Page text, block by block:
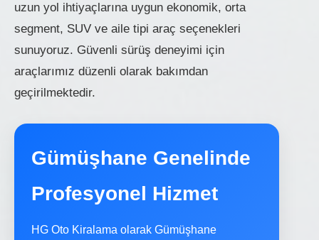
uzun yol ihtiyaçlarına uygun ekonomik, orta
segment, SUV ve aile tipi araç seçenekleri
sunuyoruz. Güvenli sürüş deneyimi için
araçlarımız düzenli olarak bakımdan
geçirilmektedir.
Gümüşhane Genelinde
Profesyonel Hizmet
HG Oto Kiralama olarak Gümüşhane